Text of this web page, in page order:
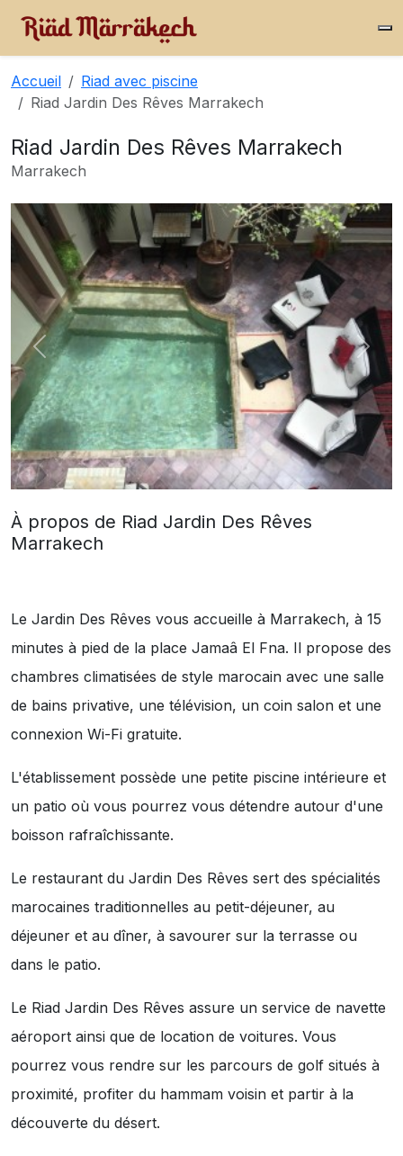
Accueil
Riad avec piscine
Riad Jardin Des Rêves Marrakech
Riad Jardin Des Rêves Marrakech
Marrakech
À propos de Riad Jardin Des Rêves
Marrakech
Le Jardin Des Rêves vous accueille à Marrakech, à 15
minutes à pied de la place Jamaâ El Fna. Il propose des
chambres climatisées de style marocain avec une salle
de bains privative, une télévision, un coin salon et une
connexion Wi-Fi gratuite.
L'établissement possède une petite piscine intérieure et
un patio où vous pourrez vous détendre autour d'une
boisson rafraîchissante.
Le restaurant du Jardin Des Rêves sert des spécialités
marocaines traditionnelles au petit-déjeuner, au
déjeuner et au dîner, à savourer sur la terrasse ou
dans le patio.
Le Riad Jardin Des Rêves assure un service de navette
aéroport ainsi que de location de voitures. Vous
pourrez vous rendre sur les parcours de golf situés à
proximité, profiter du hammam voisin et partir à la
découverte du désert.